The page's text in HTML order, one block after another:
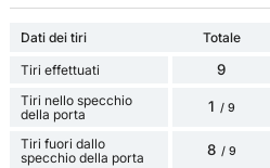
Dati dei tiri Totale
Tiri effettuati
9
Tiri nello specchio
della porta
1 / 9
Tiri fuori dallo
specchio della porta
8 / 9